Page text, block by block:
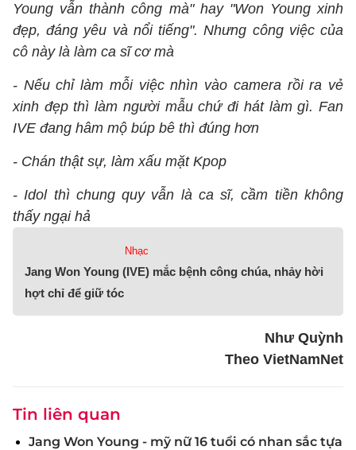
Young vẫn thành công mà" hay "Won Young xinh
đẹp, đáng yêu và nổi tiếng". Nhưng công việc của
cô này là làm ca sĩ cơ mà
- Nếu chỉ làm mỗi việc nhìn vào camera rồi ra vẻ
xinh đẹp thì làm người mẫu chứ đi hát làm gì. Fan
IVE đang hâm mộ búp bê thì đúng hơn
- Chán thật sự, làm xấu mặt Kpop
- Idol thì chung quy vẫn là ca sĩ, cầm tiền không
thấy ngại hả
Nhạc
Jang Won Young (IVE) mắc bệnh công chúa, nhảy hời
hợt chỉ để giữ tóc
Như Quỳnh
Theo VietNamNet
Tin liên quan
Jang Won Young - mỹ nữ 16 tuổi có nhan sắc tựa